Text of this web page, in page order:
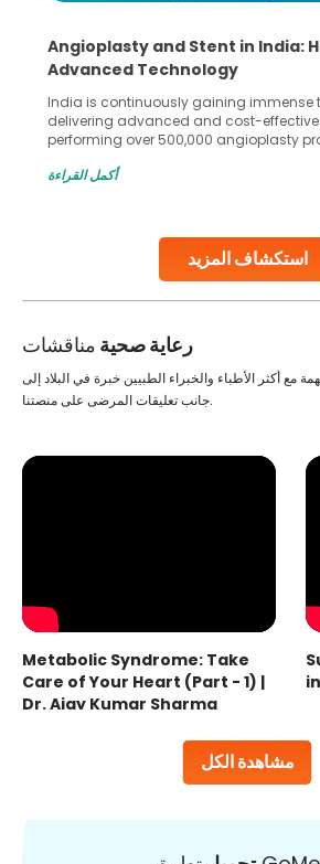
استكشاف المزيد
Angioplasty and Stent in India:
Advanced Technology
India is continuously gaining immense
delivering advanced and cost-
performing over 500,000 angioplasty
globe are searching for treatments like
Studies, such as one published
أكمل القراءة
رعاية صحية مناقشات
مشاهدة الكل
مع أكثر الأطباء والخبراء الطبيين خبرة في البلاد إلى
جانب تعليقات المرضى على منصتنا.
Metabolic Syndrome: Take
Care of Your Heart (Part - 1) |
Dr. Ajay Kumar Sharma